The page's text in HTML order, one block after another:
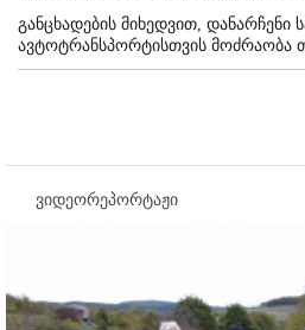
განცხადების მიხედვით, დანარჩენი
ავტოტრანსპორტისთვის მოძრაობა
ვიდეორეპორტაჟი